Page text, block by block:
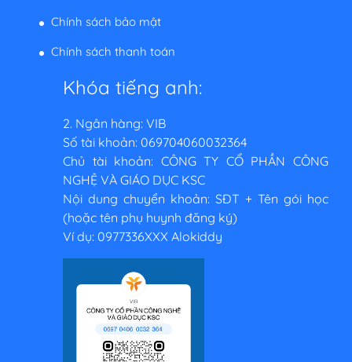
Chính sách bảo mật
Chính sách thanh toán
Khóa tiếng anh:
2. Ngân hàng: VIB
Số tài khoản: 069704060032364
Chủ tài khoản: CÔNG TY CỔ PHẦN CÔNG
NGHỆ VÀ GIÁO DỤC KSC
Nội dung chuyển khoản: SĐT + Tên gói học
(hoặc tên phụ huynh đăng ký)
Ví dụ: 0977336XXX Alokiddy